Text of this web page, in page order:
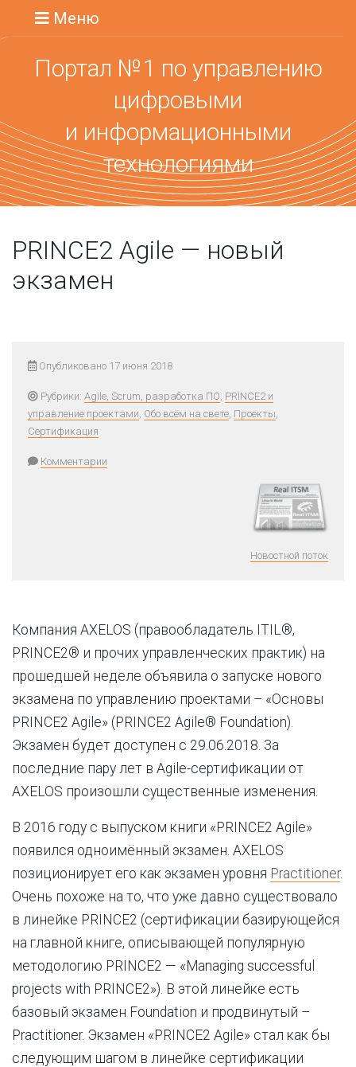
Меню
Портал №1 по управлению
цифровыми
и информационными
технологиями
PRINCE2 Agile — новый
экзамен
Опубликовано 17 июня 2018
Рубрики: Agile, Scrum, разработка ПО, PRINCE2 и
управление проектами, Обо всём на свете, Проекты,
Сертификация
Комментарии
Новостной поток
Компания AXELOS (правообладатель ITIL®,
PRINCE2® и прочих управленческих практик) на
прошедшей неделе объявила о запуске нового
экзамена по управлению проектами – «Основы
PRINCE2 Agile» (PRINCE2 Agile® Foundation).
Экзамен будет доступен с 29.06.2018. За
последние пару лет в Agile-сертификации от
AXELOS произошли существенные изменения.
В 2016 году с выпуском книги «PRINCE2 Agile»
появился одноимённый экзамен. AXELOS
позиционирует его как экзамен уровня Practitioner.
Очень похоже на то, что уже давно существовало
в линейке PRINCE2 (сертификации базирующейся
на главной книге, описывающей популярную
методологию PRINCE2 — «Managing successful
projects with PRINCE2»). В этой линейке есть
базовый экзамен Foundation и продвинутый –
Practitioner. Экзамен «PRINCE2 Agile» стал как бы
следующим шагом в линейке сертификации